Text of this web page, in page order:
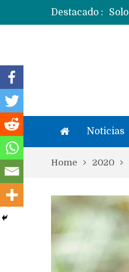
Destacado :
Noticias
Home 2020